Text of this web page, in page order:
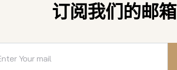
订阅我们的邮箱